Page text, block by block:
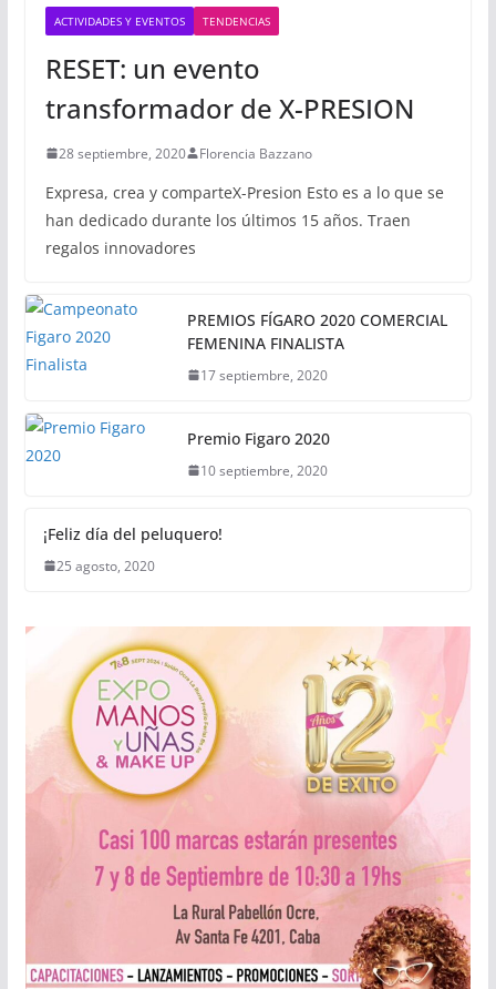
ACTIVIDADES Y EVENTOS TENDENCIAS
RESET: un evento
transformador de X-PRESION
28 septiembre, 2020 Florencia Bazzano
Expresa, crea y comparteX-Presion Esto es a lo que se
han dedicado durante los últimos 15 años. Traen
regalos innovadores
PREMIOS FÍGARO 2020 COMERCIAL
FEMENINA FINALISTA
17 septiembre, 2020
Premio Figaro 2020
10 septiembre, 2020
¡Feliz día del peluquero!
25 agosto, 2020